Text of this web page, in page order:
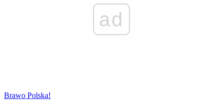
ad
Brawo Polska!